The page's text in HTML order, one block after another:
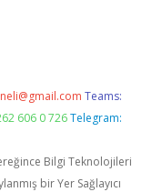
Teams:
606 0 726 Telegram:
Bilgi Teknolojileri
bir Yer Sağlayıcı